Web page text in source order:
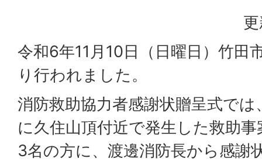
令和6年11月10日（日曜日）竹田
り行われました。
消防救助協力者感謝状贈呈式で
に久住山頂付近で発生した救助
3名の方に、渡邊消防長から感謝